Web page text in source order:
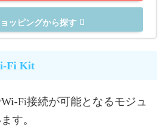
ッピングから探す
Fi Kit
Fi接続が可能となるモジュ
す。